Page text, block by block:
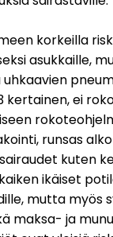
korkeilla
asukkaille,
kertainen, ei
runsas
kuten
ikäiset
mutta myös
maksa- ja